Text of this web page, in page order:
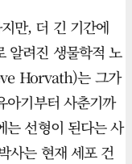
만, 더 긴 기간에
알려진 생물학적 노
Horvath)는 그가
아기부터 사춘기까
는 선형이 된다는 사
사는 현재 세포 건